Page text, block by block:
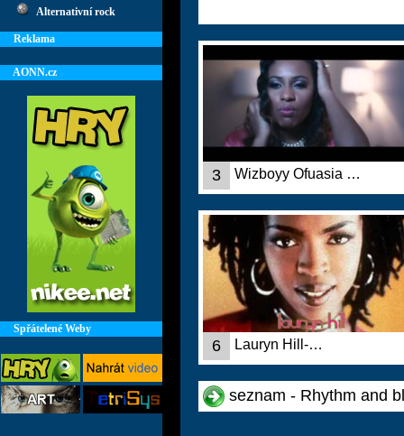
Alternativní rock
Reklama
AONN.cz
Spřátelené Weby
3 Wizboyy Ofuasia …
6 Lauryn Hill-…
seznam - Rhythm and